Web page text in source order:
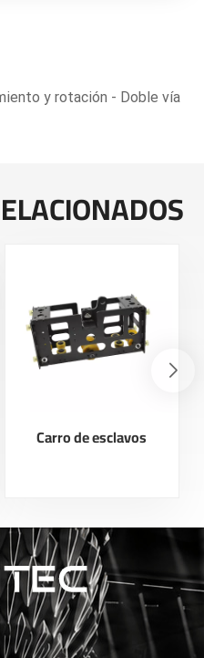
y rotación - Doble vía
Carro de esclavos